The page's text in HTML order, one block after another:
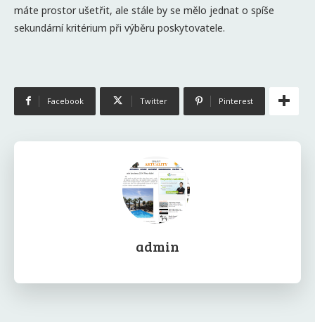
máte prostor ušetřit, ale stále by se mělo jednat o spíše
sekundární kritérium při výběru poskytovatele.
Facebook Twitter Pinterest
admin